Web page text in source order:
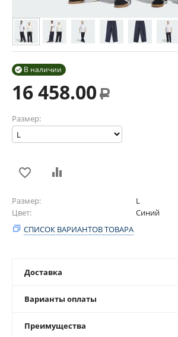
В наличии

16 458.00 Р
Размер:
Размер
L
Цвет
Синий
СПИСОК ВАРИАНТОВ ТОВАРА
Доставка
Варианты оплаты
Преимущества